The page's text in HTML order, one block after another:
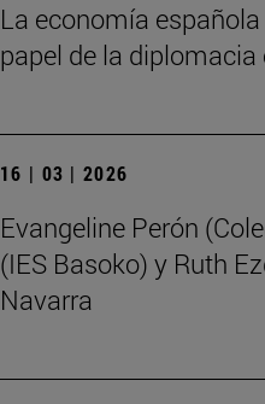
La economía
papel de la
16 | 03 | 2026
Evangeline Perón
(IES Basoko) y Ruth
Navarra